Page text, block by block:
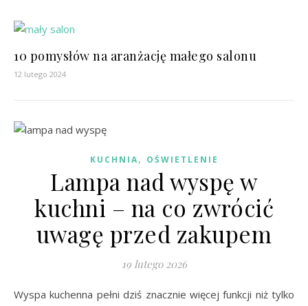
10 pomysłów na aranżację małego salonu
12 lutego 2024
KUCHNIA, OŚWIETLENIE
Lampa nad wyspę w
kuchni – na co zwrócić
uwagę przed zakupem
19 lutego 2026
Wyspa kuchenna pełni dziś znacznie więcej funkcji niż tylko